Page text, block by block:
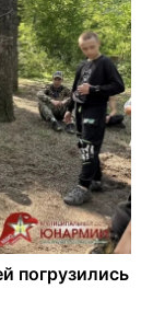
50% по